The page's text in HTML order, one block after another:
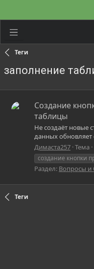
Теги
заполнение
Создание
таблицы
Не создаёт новые
данных
Димаста257 Тема
создание кнопки
Раздел: Вопросы и
Теги